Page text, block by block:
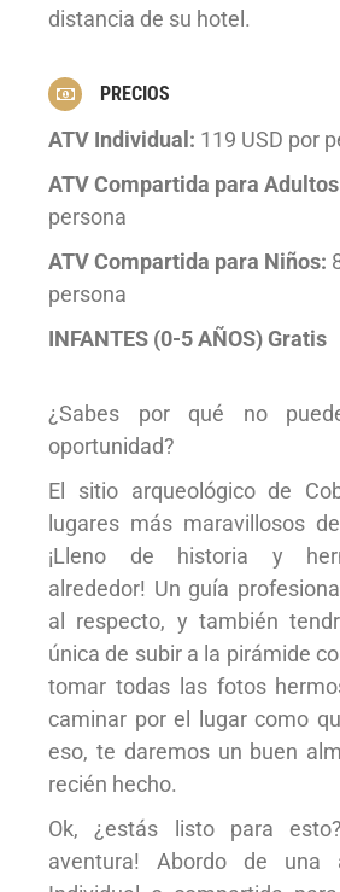
distancia de su hotel.
PRECIOS
ATV Individual: 119 USD por
ATV Compartida para
persona
ATV Compartida para Niños:
persona
INFANTES (0-5 AÑOS) Gratis
¿Sabes por qué no
oportunidad?
El sitio arqueológico de
lugares más maravillosos
¡Lleno de historia y
alrededor! Un guía
al respecto, y también
única de subir a la pirámide
tomar todas las fotos
caminar por el lugar como
eso, te daremos un buen
recién hecho.
Ok, ¿estás listo para
aventura! Abordo de una